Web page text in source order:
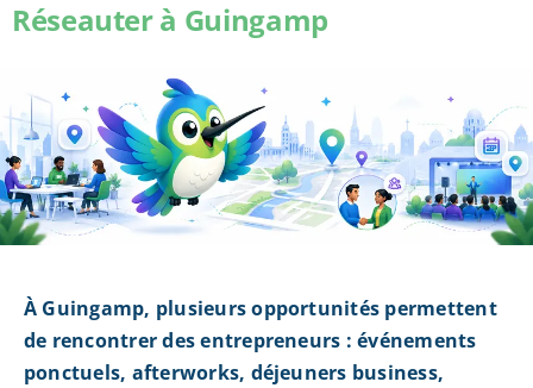
Réseauter à Guingamp
À Guingamp, plusieurs opportunités permettent
de rencontrer des entrepreneurs : événements
ponctuels, afterworks, déjeuners business,